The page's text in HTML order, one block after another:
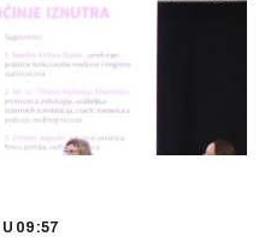
U 09:57